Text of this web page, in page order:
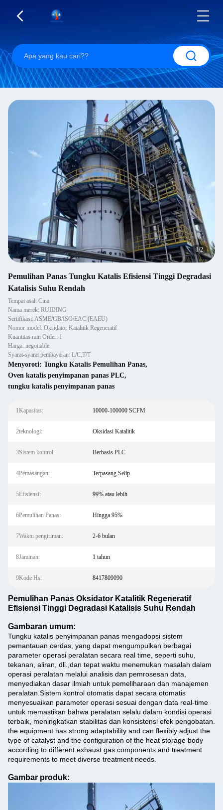
2/2
Pemulihan Panas Tungku Katalis Efisiensi Tinggi Degradasi
Katalisis Suhu Rendah
Tempat asal: Cina
Nama merek: RUIDING
Sertifikasi: ASME/GB/ISO/EAC (EAEU)
Nomor model: Oksidator Katalitik Regeneratif
Kuantitas min Order: 1
Harga: negotiable
Syarat-syarat pembayaran: L/C,T/T
Menyoroti: Tungku Katalis Pemulihan Panas,
Oven katalis penyimpanan panas PLC,
tungku katalis penyimpanan panas
1Kapasitas: 10000-100000 SCFM
2teknologi: Oksidasi Katalitik
3Sistem kontrol: Berbasis PLC
4Pemasangan: Terpasang Selip
5Efisiensi: 99% atau lebih
6Pemulihan Panas: Hingga 95%
7Waktu pengiriman: 2-6 bulan
8Jaminan: 1 tahun
9Kode Hs: 8417809090
Pemulihan Panas Oksidator Katalitik Regeneratif
Efisiensi Tinggi Degradasi Katalisis Suhu Rendah
Gambaran umum:
Tungku katalis penyimpanan panas mengadopsi sistem
pemantauan cerdas, yang dapat mengumpulkan berbagai
parameter operasi peralatan secara real time, seperti suhu,
tekanan, aliran, dll.,dan tepat waktu menemukan masalah dalam
operasi peralatan melalui analisis dan pemrosesan data,
menyediakan dasar ilmiah untuk pemeliharaan dan manajemen
peralatan.Sistem kontrol otomatis dapat secara otomatis
menyesuaikan parameter operasi sesuai dengan data real-time
untuk memastikan bahwa peralatan selalu dalam kondisi operasi
terbaik, meningkatkan stabilitas dan konsistensi efek pengobatan.
the equipment has strong adaptability and can flexibly adjust the
type of catalyst and the configuration of the heat storage body
according to different exhaust gas components and treatment
requirements to meet diverse treatment needs.
Gambar produk: